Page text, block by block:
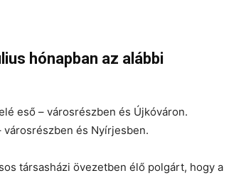
hónapban az alábbi
eső – városrészben és Újkóváron.
és Nyírjesben.
társasházi övezetben élő polgárt, hogy a